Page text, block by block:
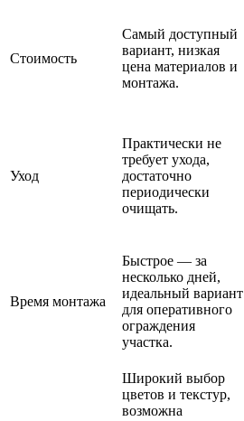
Стоимость
Самый доступный
вариант, низкая
цена материалов и
монтажа.
Уход
Практически не
требует ухода,
достаточно
периодически
очищать.
Время монтажа
Быстрое — за
несколько дней,
идеальный вариант
для оперативного
ограждения
участка.
Широкий выбор
цветов и текстур,
возможна